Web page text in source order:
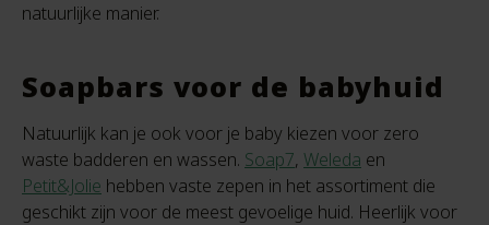
natuurlijke manier.
Soapbars voor de babyhuid
Natuurlijk kan je ook voor je baby kiezen voor zero
waste badderen en wassen. Soap7, Weleda en
Petit&Jolie hebben vaste zepen in het assortiment die
geschikt zijn voor de meest gevoelige huid. Heerlijk voor